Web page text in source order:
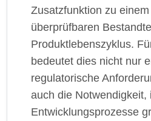
Zusatzfunktion zu
überprüfbaren
Produktlebenszyklus.
bedeutet dies nicht nur
regulatorische
auch die Notwendigkeit,
Entwicklungsprozesse